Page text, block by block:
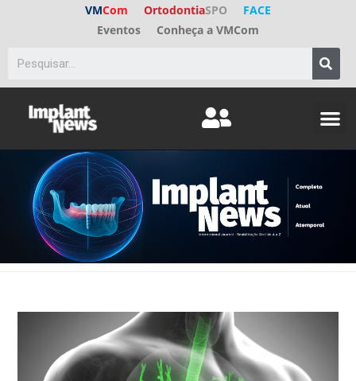
VMCom OrtodontiaSPO
FACE
Eventos
Conheça a VMCom